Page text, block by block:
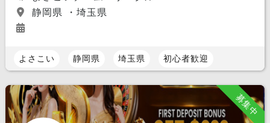
静岡県 ・埼玉県
よさこい 静岡県 埼玉県 初心者歓迎
募集中